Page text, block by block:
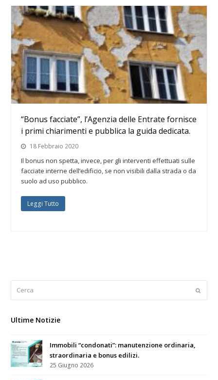
“Bonus facciate”, l’Agenzia delle Entrate fornisce
i primi chiarimenti e pubblica la guida dedicata.
18 Febbraio 2020
Il bonus non spetta, invece, per gli interventi effettuati sulle
facciate interne dell’edificio, se non visibili dalla strada o da
suolo ad uso pubblico.
Leggi Tutto
Ultime Notizie
Immobili “condonati”: manutenzione ordinaria,
straordinaria e bonus edilizi.
25 Giugno 2026